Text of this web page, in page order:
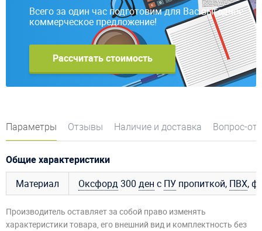
Всего за один час подготовим для Вас выгодное
коммерческое предложение!
Рассчитать стоимость
Параметры Отзывы Наличие и доставка Вопрос-
Общие характеристики
Материал
Оксфорд300 ден с ПУ пропиткой, ПВХ,
Производитель оставляет за собой право изменять
характеристики товара, его внешний вид и комплектность без